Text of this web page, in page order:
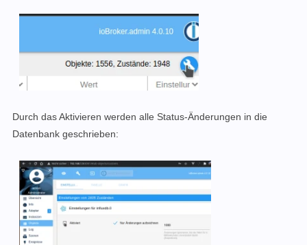
Durch das Aktivieren werden alle Status-Änderungen in die
Datenbank geschrieben: